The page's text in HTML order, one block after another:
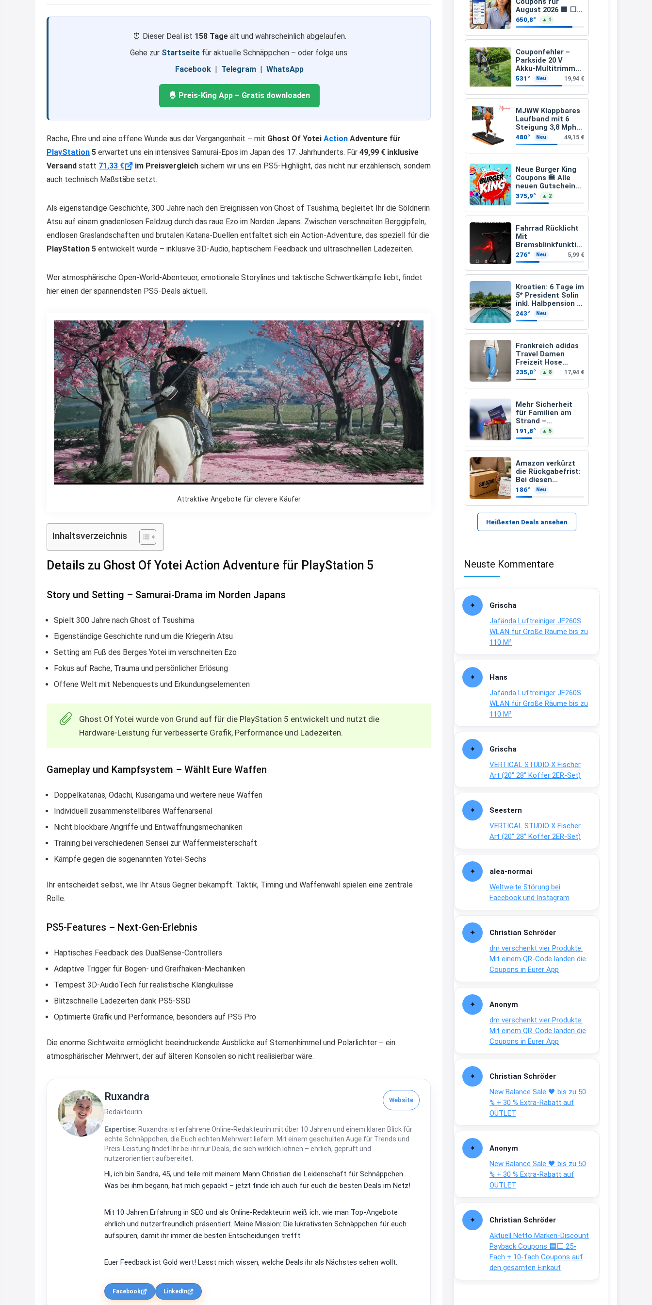
⏰ Dieser Deal ist 158 Tagealt und wahrscheinlich abgelaufen.
Gehe zur Startseite für aktuelle Schnäppchen – oder folge uns:
Facebook | Telegram | WhatsApp
🤴 Preis-King App – Gratis downloaden
Rache, Ehre und eine offene Wunde aus der Vergangenheit – mit Ghost Of Yotei Action Adventure für
PlayStation 5 erwartet uns ein intensives Samurai-Epos im Japan des 17. Jahrhunderts. Für 49,99 € inklusive
Versand statt 71,33 € im Preisvergleichsichern wir uns ein PS5-Highlight, das nicht nur erzählerisch, sondern
auch technisch Maßstäbe setzt.
Als eigenständige Geschichte, 300 Jahre nach den Ereignissen von Ghost of Tsushima, begleitet Ihr die Söldnerin
Atsu auf einem gnadenlosen Feldzug durch das raue Ezo im Norden Japans. Zwischen verschneiten Berggipfeln,
endlosen Graslandschaften und brutalen Katana-Duellen entfaltet sich ein Action-Adventure, das speziell für die
PlayStation 5 entwickelt wurde – inklusive 3D-Audio, haptischem Feedback und ultraschnellen Ladezeiten.
Wer atmosphärische Open-World-Abenteuer, emotionale Storylines und taktische Schwertkämpfe liebt, findet
hier einen der spannendsten PS5-Deals aktuell.
Attraktive Angebote für clevere Käufer
Inhaltsverzeichnis
Details zu Ghost Of Yotei Action Adventure für PlayStation 5
Story und Setting – Samurai-Drama im Norden Japans
Spielt 300 Jahre nach Ghost of Tsushima
Eigenständige Geschichte rund um die Kriegerin Atsu
Setting am Fuß des Berges Yotei im verschneiten Ezo
Fokus auf Rache, Trauma und persönlicher Erlösung
Offene Welt mit Nebenquests und Erkundungselementen
Ghost Of Yotei wurde von Grund auf für die PlayStation 5 entwickelt und nutzt die
Hardware-Leistung für verbesserte Grafik, Performance und Ladezeiten.
Gameplay und Kampfsystem – Wählt Eure Waffen
Doppelkatanas, Odachi, Kusarigama und weitere neue Waffen
Individuell zusammenstellbares Waffenarsenal
Nicht blockbare Angriffe und Entwaffnungsmechaniken
Training bei verschiedenen Sensei zur Waffenmeisterschaft
Kämpfe gegen die sogenannten Yotei-Sechs
Ihr entscheidet selbst, wie Ihr Atsus Gegner bekämpft. Taktik, Timing und Waffenwahl spielen eine zentrale
Rolle.
PS5-Features – Next-Gen-Erlebnis
Haptisches Feedback des DualSense-Controllers
Adaptive Trigger für Bogen- und Greifhaken-Mechaniken
Tempest 3D-AudioTech für realistische Klangkulisse
Blitzschnelle Ladezeiten dank PS5-SSD
Optimierte Grafik und Performance, besonders auf PS5 Pro
Die enorme Sichtweite ermöglicht beeindruckende Ausblicke auf Sternenhimmel und Polarlichter – ein
atmosphärischer Mehrwert, der auf älteren Konsolen so nicht realisierbar wäre.
Ruxandra
Redakteurin
Website
Expertise: Ruxandra ist erfahrene Online-Redakteurin mit über 10 Jahren und einem klaren Blick für
echte Schnäppchen, die Euch echten Mehrwert liefern. Mit einem geschulten Auge für Trends und
Preis-Leistung findet Ihr bei ihr nur Deals, die sich wirklich lohnen – ehrlich, geprüft und
nutzerorientiert aufbereitet.
Hi, ich bin Sandra, 45, und teile mit meinem Mann Christian die Leidenschaft für Schnäppchen.
Was bei ihm begann, hat mich gepackt – jetzt finde ich auch für euch die besten Deals im Netz!
Mit 10 Jahren Erfahrung in SEO und als Online-Redakteurin weiß ich, wie man Top-Angebote
ehrlich und nutzerfreundlich präsentiert. Meine Mission: Die lukrativsten Schnäppchen für euch
aufspüren, damit ihr immer die besten Entscheidungen trefft.
Euer Feedback ist Gold wert! Lasst mich wissen, welche Deals ihr als Nächstes sehen wollt.
Facebook LinkedIn
August 2026 🟦 ⬜
15-fach, 10-fach
Coupons auf den
gesamten Einkauf
ab 2 €
650,8° ▲ 1
Couponfehler –
Parkside 20 V
Akku-Multitrimmer
PAMT 20-Li A1
(ohne Akku und
Ladegerät)
531° Neu 19,94 €
MJWW Klappbares
Laufband mit 6
Steigung 3,8 Mph/6
Km/h Walking
480° Neu 49,15 €
Neue Burger King
Coupons 🍔 Alle
neuen Gutscheine
und Codes als PDF
gültig ab 25.07.2026
bis 04.09.2026
375,9° ▲ 2
Fahrrad Rücklicht
Mit
Bremsblinkfunktio
n (StVZO
zugelassenen)
276° Neu 5,99 €
Kroatien: 6 Tage im
5* President Solin
inkl. Halbpension &
Flug ab 458 € pro
Person
243° Neu
Frankreich adidas
Travel Damen
Freizeit Hose
JC8618 (Gr. 2XS bis
3XL)
235,0° ▲ 8 17,94 €
Mehr Sicherheit
für Familien am
Strand –
kostenloses
Kindersuchband
der DLRG
191,8° ▲ 5
Amazon verkürzt
die Rückgabefrist:
Bei diesen
Bestellungen
müsst Ihr schneller
handeln
186° Neu
Heißesten Deals ansehen
Neuste Kommentare
Grischa
Jafända Luftreiniger JF260S
WLAN für Große Räume bis zu
110 M²
Hans
Jafända Luftreiniger JF260S
WLAN für Große Räume bis zu
110 M²
Grischa
VERTICAL STUDIO X Fischer
Art (20″ 28″ Koffer 2ER-Set)
Seestern
VERTICAL STUDIO X Fischer
Art (20″ 28″ Koffer 2ER-Set)
alea-normai
Weltweite Störung bei
Facebook und Instagram
Christian Schröder
dm verschenkt vier Produkte:
Mit einem QR-Code landen die
Coupons in Eurer App
Anonym
dm verschenkt vier Produkte:
Mit einem QR-Code landen die
Coupons in Eurer App
Christian Schröder
New Balance Sale 🖤 bis zu 50
% + 30 % Extra-Rabatt auf
OUTLET
Anonym
New Balance Sale 🖤 bis zu 50
% + 30 % Extra-Rabatt auf
OUTLET
Christian Schröder
Aktuell Netto Marken-Discount
Payback Coupons 🟦⬜ 25-
Fach + 10-fach Coupons auf
den gesamten Einkauf
↩
Katalin
Hallo, ich habe ein Problem.
13:09
↩
Katalin
wie löse ich mein Gutschein ein,
was bereits bezahlt worden ist?
13:10
↩
@Katalin Bei welchen Shop ?
Allgemein kann man keine
Gutscheine nach einem Kauf
einlösen, soweit ich weiß. Man
müsste schon stornieren und
nochmal bestellen, da man
Rabattcodes oder auch
Geschenkgutscheine im
Warenkorb oder an der Kasse
VOR dem Kauf einlösen kann.
17:06
↩
Och siche den Gutschein
fürmeggelebaguetts
Kerstin
Meggle bagett Gutschein code
21:37
↩
Kerstin
Bei EDEKA
↩
29.07www.haribo.com/de-
↩
Joachim
Ab diesem Jahr gibt es keine
Fielmann-Blinkis mehr / wurde
www.fielmann-
group.com/blinkis...
13:44
dich zu sehen, alles gut?
15:01
An 01.08. / Sensodyne Rabatt 3€
/ max. 15.000www.erlebe-
↩
www.meineapotheke.de/
2:19
↩
Joachim
www.linda.de/vorteile/coupons/...
2:21
↩
Gratis Hitzewarn-Aufkleber /
verfärbt sich ab 28 Grad /siehe
Text weiter unten
shop.bioeg.de/aufkleber-
achtun...
↩
Joachim
Gratis personalisierte 7-Tage
Ration Micronährstoffe/ Vitamine
↩
Joachim